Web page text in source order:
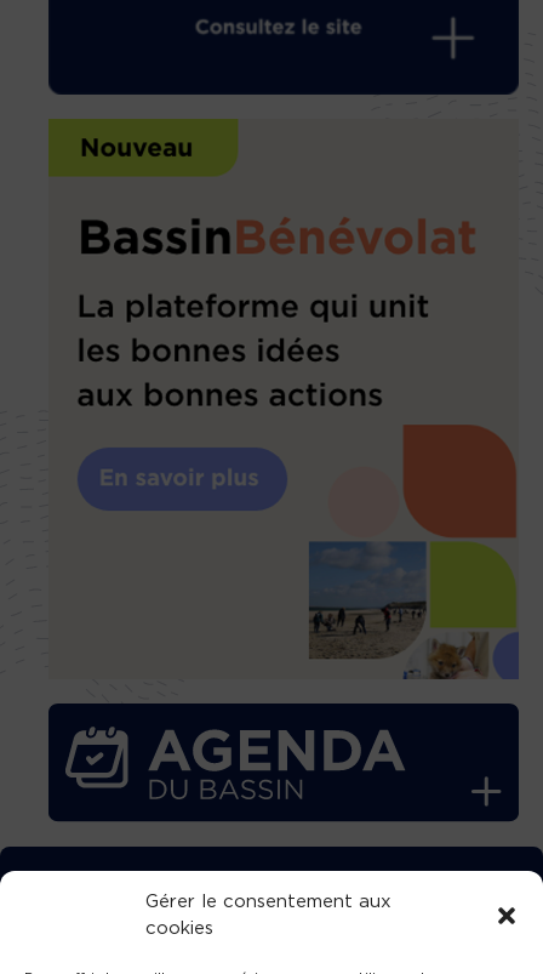
Gérer le consentement aux
cookies
TÉLÉCHARGEZ GRATUITEMENT
L’APPLICATION TVBA !